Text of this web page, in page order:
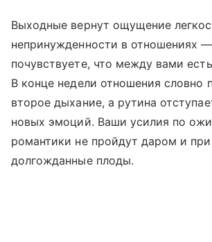
Выходные вернут ощущение
непринужденности в отношениях
почувствуете, что между вами
В конце недели отношения словно
второе дыхание, а рутина
новых эмоций. Ваши усилия по
романтики не пройдут даром и
долгожданные плоды.